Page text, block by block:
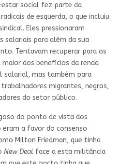
social fez parte da
de esquerda, o que incluiu
Eles pressionaram
para além da sua
Tentavam recuperar para os
dos benefícios da renda
salarial, mas também para
migrantes, negros,
do setor público.
do ponto de vista dos
a favor do consenso
Milton Friedman, que tinha
New Deal face a esta militância